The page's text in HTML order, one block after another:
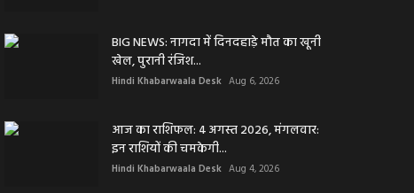
BIG NEWS: नागदा में दिनदहाड़े मौत का खूनी
खेल, पुरानी रंजिश...
Hindi Khabarwaala Desk Aug 6, 2026
आज का राशिफल: 4 अगस्त 2026, मंगलवार:
इन राशियों की चमकेगी...
Hindi Khabarwaala Desk Aug 4, 2026